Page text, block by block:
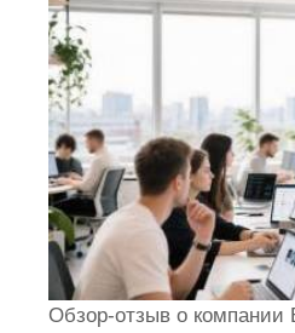
Обзор-отзыв о